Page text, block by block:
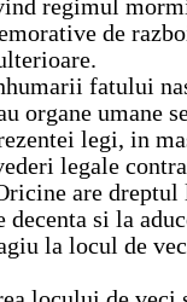
regimul
de
fatului
organe umane
legi, in
legale
are dreptul
si la
la locul de